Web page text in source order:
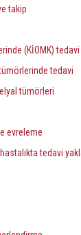
takip
(KİOMK) tedavi
tedavi
tümörleri
evreleme
tedavi